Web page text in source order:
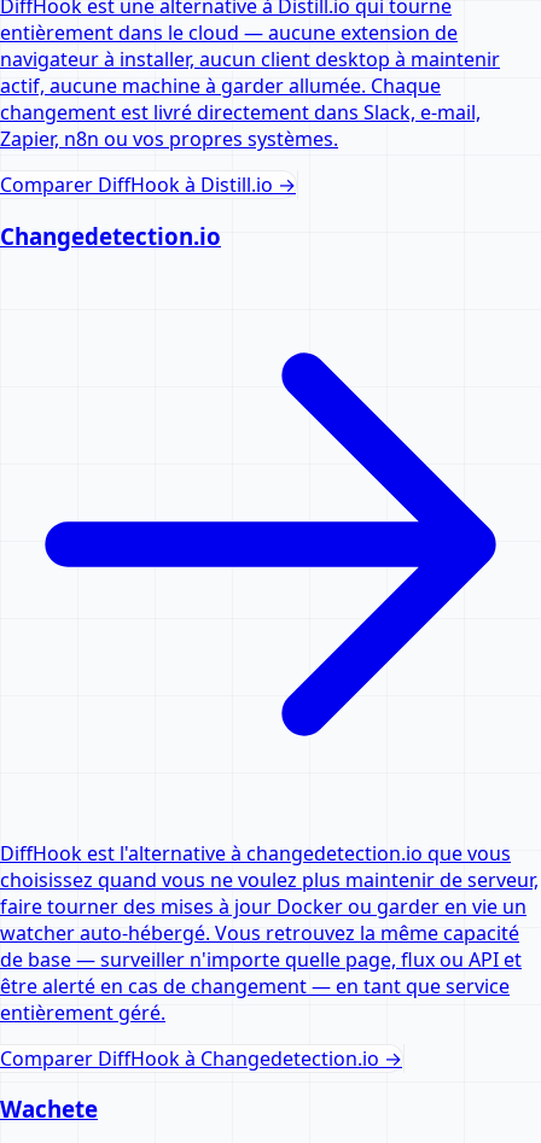
DiffHook est une alternative à Distill.io qui tourne
entièrement dans le cloud — aucune extension de
navigateur à installer, aucun client desktop à maintenir
actif, aucune machine à garder allumée. Chaque
changement est livré directement dans Slack, e-mail,
Zapier, n8n ou vos propres systèmes.
Comparer DiffHook à Distill.io →
Changedetection.io
DiffHook est l'alternative à changedetection.io que vous
choisissez quand vous ne voulez plus maintenir de serveur,
faire tourner des mises à jour Docker ou garder en vie un
watcher auto-hébergé. Vous retrouvez la même capacité
de base — surveiller n'importe quelle page, flux ou API et
être alerté en cas de changement — en tant que service
entièrement géré.
Comparer DiffHook à Changedetection.io →
Wachete